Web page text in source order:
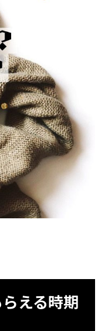
える時期